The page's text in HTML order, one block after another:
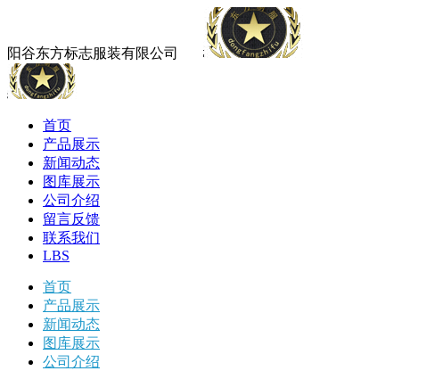
阳谷东方标志服装有限公司
首页
产品展示
新闻动态
图库展示
公司介绍
留言反馈
联系我们
LBS
首页
产品展示
新闻动态
图库展示
公司介绍